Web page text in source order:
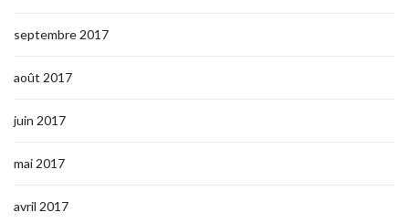
septembre 2017
août 2017
juin 2017
mai 2017
avril 2017